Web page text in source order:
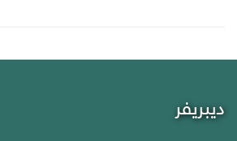
ديبريفر